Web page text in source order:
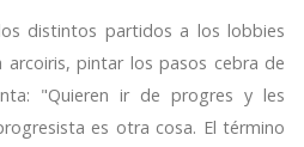
distintos partidos a los lobbies
arcoiris, pintar los pasos cebra de
"Quieren ir de progres y les
es otra cosa. El término